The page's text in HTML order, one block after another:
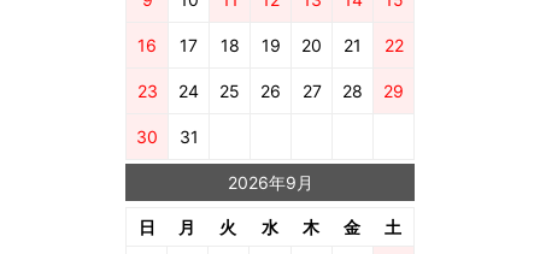
16 17 18 19 20 21 22
23 24 25 26 27 28 29
30 31
2026年9月
日 月 火 水 木 金 土